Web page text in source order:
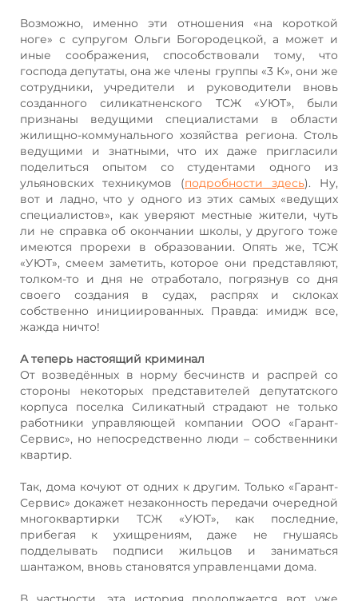
Возможно, именно эти отношения «на короткой
ноге» с супругом Ольги Богородецкой, а может и
иные соображения, способствовали тому, что
господа депутаты, она же члены группы «3 К», они же
сотрудники, учредители и руководители вновь
созданного силикатненского ТСЖ «УЮТ», были
признаны ведущими специалистами в области
жилищно-коммунального хозяйства региона. Столь
ведущими и знатными, что их даже пригласили
поделиться опытом со студентами одного из
ульяновских техникумов (подробности здесь). Ну,
вот и ладно, что у одного из этих самых «ведущих
специалистов», как уверяют местные жители, чуть
ли не справка об окончании школы, у другого тоже
имеются прорехи в образовании. Опять же, ТСЖ
«УЮТ», смеем заметить, которое они представляют,
толком-то и дня не отработало, погрязнув со дня
своего создания в судах, распрях и склоках
собственно инициированных. Правда: имидж все,
жажда ничто!
А теперь настоящий криминал
От возведённых в норму бесчинств и распрей со
стороны некоторых представителей депутатского
корпуса поселка Силикатный страдают не только
работники управляющей компании ООО «Гарант-
Сервис», но непосредственно люди – собственники
квартир.
Так, дома кочуют от одних к другим. Только «Гарант-
Сервис» докажет незаконность передачи очередной
многоквартирки ТСЖ «УЮТ», как последние,
прибегая к ухищрениям, даже не гнушаясь
подделывать подписи жильцов и заниматься
шантажом, вновь становятся управленцами дома.